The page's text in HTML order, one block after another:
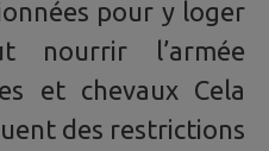
pour y loger
nourrir l’armée
et chevaux Cela
des restrictions